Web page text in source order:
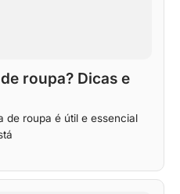
roupa? Dicas e
de roupa é útil e essencial